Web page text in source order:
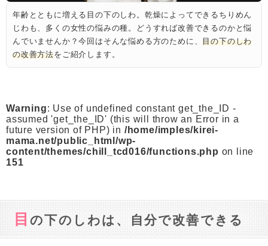
年齢とともに増える目の下のしわ。乾燥によってできるちりめん
じわも、多くの女性の悩みの種。どうすれば改善できるのかと悩
んでいませんか？今回はそんな悩める方のために、目の下のしわ
の改善方法をご紹介します。
Warning: Use of undefined constant get_the_ID -
assumed 'get_the_ID' (this will throw an Error in a
future version of PHP) in /home/imples/kirei-
mama.net/public_html/wp-
content/themes/chill_tcd016/functions.php on line
151
目の下のしわは、自分で改善できる